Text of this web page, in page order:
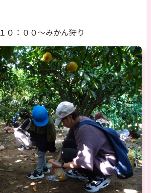
１０：００～みかん狩り